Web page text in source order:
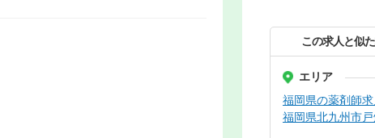
この求人と似
エリア
福岡県の薬剤師求
福岡県北九州市